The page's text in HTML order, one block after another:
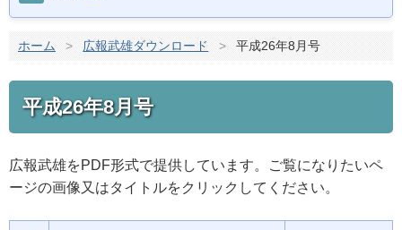
ホーム > 広報武雄ダウンロード > 平成26年8月号
平成26年8月号
広報武雄をPDF形式で提供しています。ご覧になりたいペ
ージの画像又はタイトルをクリックしてください。